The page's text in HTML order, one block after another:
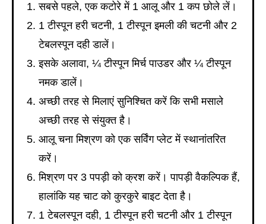
सबसे पहले, एक कटोरे में 1 आलू और 1 कप छोले लें।
1 टीस्पून हरी चटनी, 1 टीस्पून इमली की चटनी और 2
टेबलस्पून दही डालें।
इसके अलावा, ¼ टीस्पून मिर्च पाउडर और ¼ टीस्पून
नमक डालें।
अच्छी तरह से मिलाएं सुनिश्चित करें कि सभी मसाले
अच्छी तरह से संयुक्त है।
आलू चना मिश्रण को एक सर्विंग प्लेट में स्थानांतरित
करें।
मिश्रण पर 3 पपड़ी को क्रश करें। पापड़ी वैकल्पिक हैं,
हालांकि यह चाट को कुरकुरे बाइट देता है।
1 टेबलस्पून दही, 1 टीस्पून हरी चटनी और 1 टीस्पून